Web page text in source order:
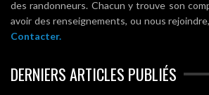
des randonneurs. Chacun y trouve son
avoir des renseignements, ou nous
Contacter.
DERNIERS ARTICLES PUBLIÉS